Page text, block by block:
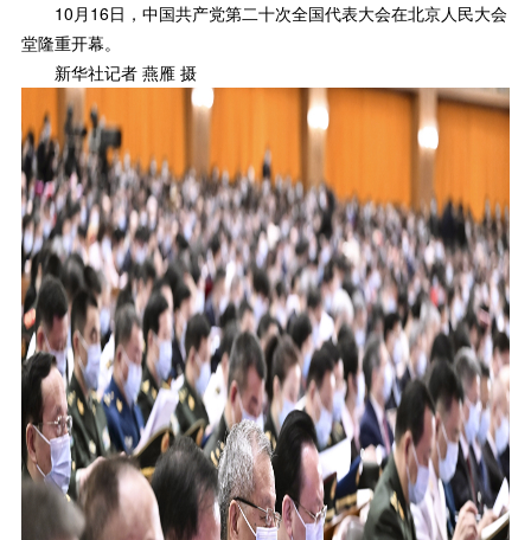
10月16日，中国共产党第二十次全国代表大会在北京人民大会
堂隆重开幕。
新华社记者 燕雁 摄